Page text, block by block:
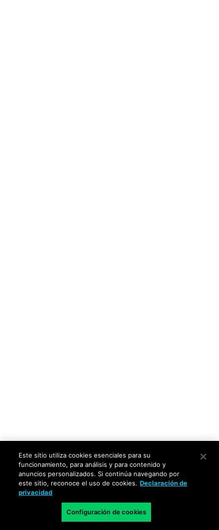
Este sitio utiliza cookies esenciales para su
funcionamiento, para análisis y para contenido y
anuncios personalizados. Si continúa navegando por
este sitio, reconoce el uso de cookies. Declaración de
privacidad
Configuración de cookies